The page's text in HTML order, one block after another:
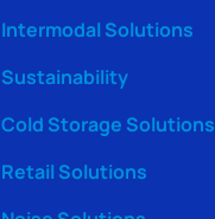
Intermodal Solutions
Sustainability
Cold Storage Solutions
Retail Solutions